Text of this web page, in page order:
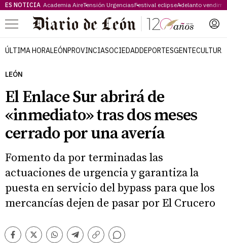
ES NOTICIA Academia AireTensión UrgenciasFestival eclipseAdelanto
Menú
ÚLTIMA HORALEÓNPROVINCIASOCIEDADDEPORTESGENTECULTURA
LEÓN
El Enlace Sur abrirá de
«inmediato» tras dos meses
cerrado por una avería
Fomento da por terminadas las
actuaciones de urgencia y garantiza la
puesta en servicio del bypass para que los
mercancías dejen de pasar por El Crucero
Facebook
TwitterWhatsappTelegram
Copiar
Comentarios